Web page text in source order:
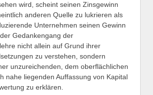
wird, scheint seinen Zinsgewinn
anderen Quelle zu lukrieren als
Unternehmen seinen Gewinn
Gedankengang der
nicht allein auf Grund ihrer
zu verstehen, sondern
unzureichenden, dem oberflächlichen
nahe liegenden Auffassung von Kapital
zu erklären.